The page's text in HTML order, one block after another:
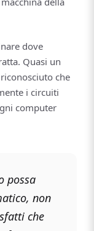
dove
Quasi un
che
i circuiti
computer
possa
non
che